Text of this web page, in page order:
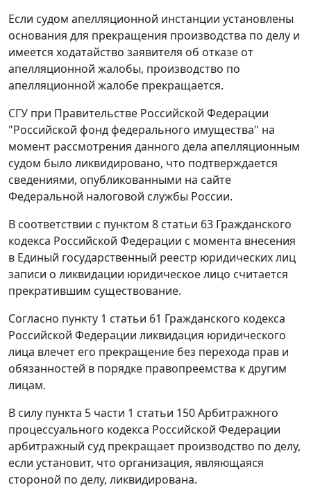
Если судом апелляционной инстанции установлены
основания для прекращения производства по делу и
имеется ходатайство заявителя об отказе от
апелляционной жалобы, производство по
апелляционной жалобе прекращается.
СГУ при Правительстве Российской Федерации
"Российской фонд федерального имущества" на
момент рассмотрения данного дела апелляционным
судом было ликвидировано, что подтверждается
сведениями, опубликованными на сайте
Федеральной налоговой службы России.
В соответствии с пунктом 8 статьи 63 Гражданского
кодекса Российской Федерации с момента внесения
в Единый государственный реестр юридических лиц
записи о ликвидации юридическое лицо считается
прекратившим существование.
Согласно пункту 1 статьи 61 Гражданского кодекса
Российской Федерации ликвидация юридического
лица влечет его прекращение без перехода прав и
обязанностей в порядке правопреемства к другим
лицам.
В силу пункта 5 части 1 статьи 150Арбитражного
процессуального кодекса Российской Федерации
арбитражный суд прекращает производство по делу,
если установит, что организация, являющаяся
стороной по делу, ликвидирована.